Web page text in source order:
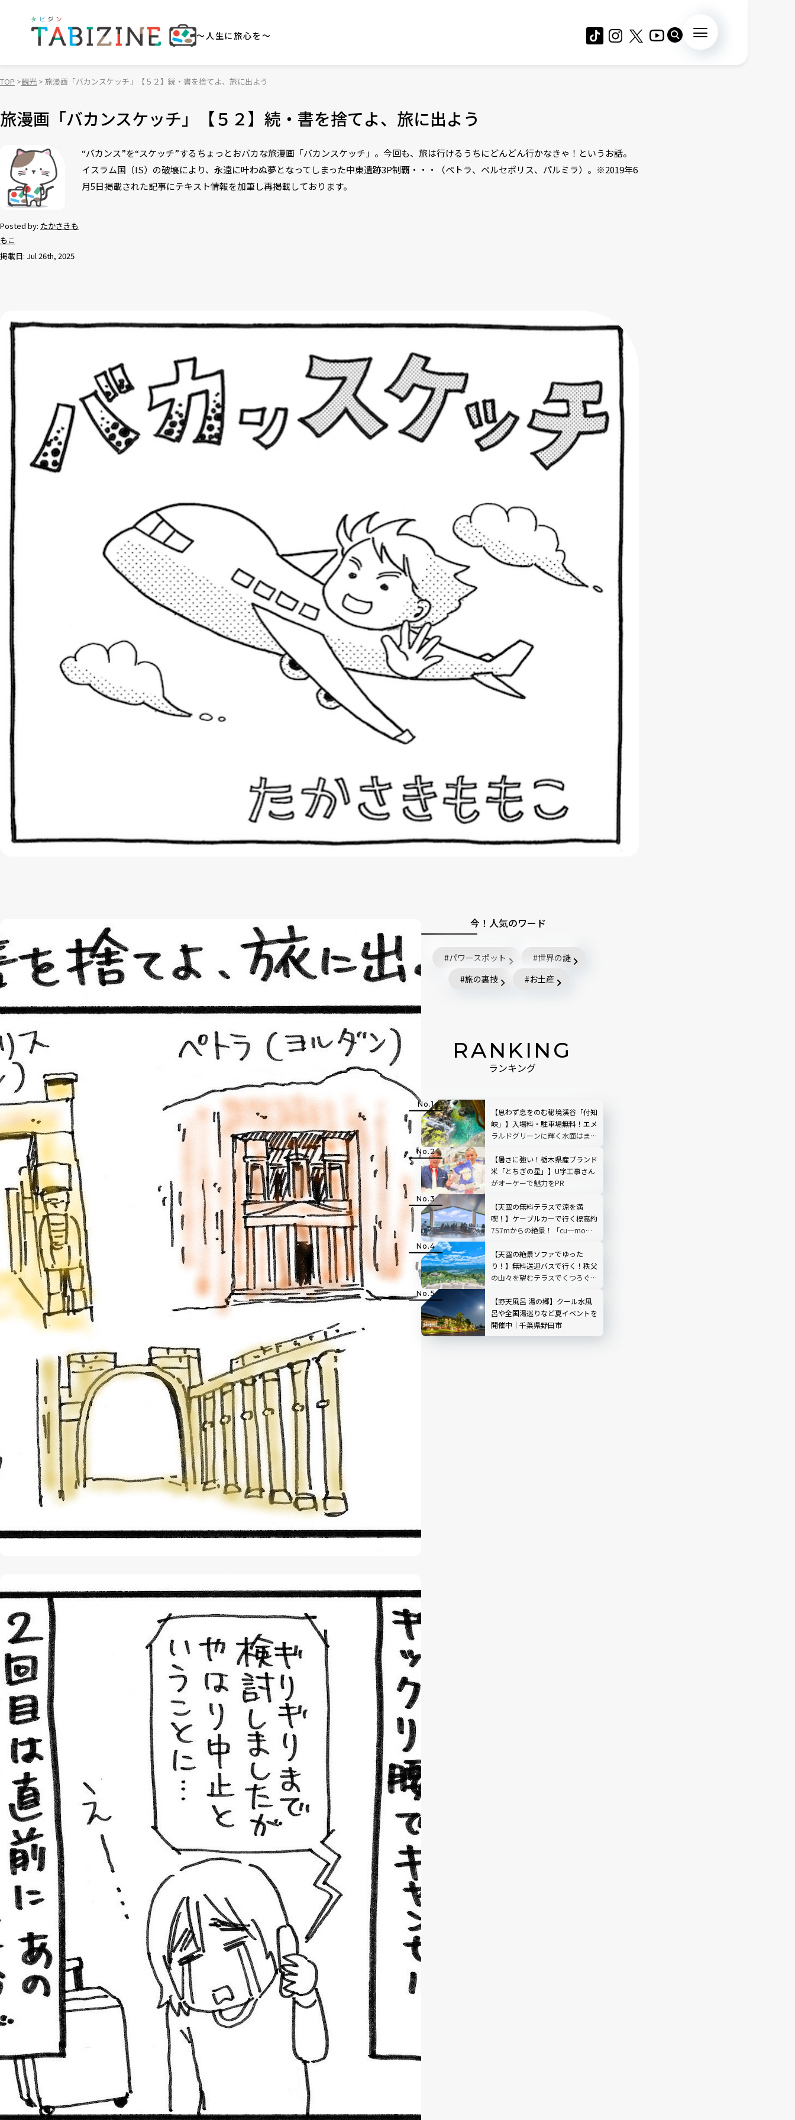
～人生に旅心を～
TOP 観光 旅漫画「バカンスケッチ」【５２】続・書を捨てよ、旅に出よう
旅漫画「バカンスケッチ」【５２】続・書を捨てよ、旅に出よう
Posted by: たかさきも
もこ
掲載日: Jul 26th, 2025
“バカンス”を“スケッチ”するちょっとおバカな旅漫画「バカンスケッチ」。今回も、旅は行けるうちにどんどん行かなきゃ！というお話。
イスラム国（IS）の破壊により、永遠に叶わぬ夢となってしまった中東遺跡3P制覇・・・（ペトラ、ペルセポリス、パルミラ）。※2019年6
月5日掲載された記事にテキスト情報を加筆し再掲載しております。
今！人気のワード
パワースポット
世界の謎
旅の裏技
お土産
RANKING
ランキング
【思わず息をのむ秘境渓谷「付知
峡」】入場料・駐車場無料！エメ
ラルドグリーンに輝く水面はまる
【暑さに強い！栃木県産ブランド
米「とちぎの星」】U字工事さん
がオーケーで魅力をPR
【天空の無料テラスで涼を満
喫！】ケーブルカーで行く標高約
757mからの絶景！「cu―mo箱
【天空の絶景ソファでゆった
り！】無料送迎バスで行く！秩父
の山々を望むテラスでくつろぐ
レビュー｜埼玉県
【野天風呂 湯の郷】クール水風
呂や全国湯巡りなど夏イベントを
開催中｜千葉県野田市